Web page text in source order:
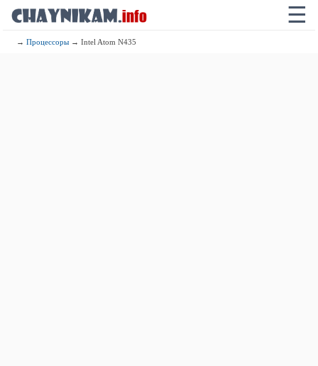
☰
→Процессоры → Intel Atom N435